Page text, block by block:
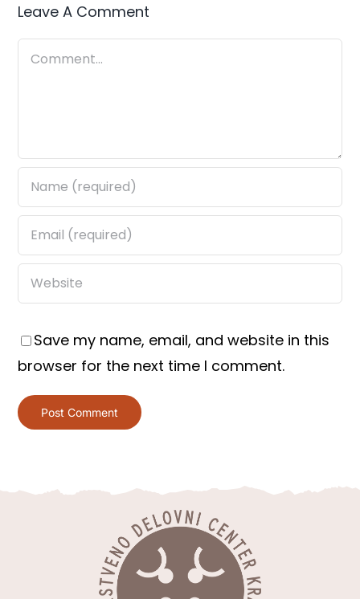
Leave A Comment
Comment
Save my name, email, and website in this
browser for the next time I comment.